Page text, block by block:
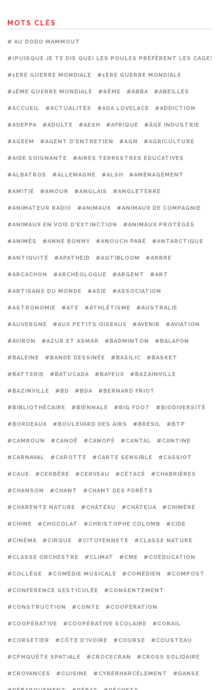
MOTS CLÉS
# AU DODO MAMMOUT
#(PUISQUE JE TE DIS QUE) LES POULES PRÉFÈRENT LES CAGES
#1ERE GUERRE MONDIALE #1ÈRE GUERRE MONDIALE
#2ÈME GUERRE MONDIALE #6ÈME #ABBA #ABEILLES
#ACCUEIL #ACTUALITÉS #ADA LOVELACE #ADDICTION
#ADEPPA #ADULTE #AESH #AFRIQUE #ÂGE INDUSTRIE
#AGEEM #AGENT D'ENTRETIEN #AGN #AGRICULTURE
#AIDE SOIGNANTE #AIRES TERRESTRES ÉDUCATIVES
#ALBATROS #ALLEMAGNE #ALSH #AMÉNAGEMENT
#AMITIÉ #AMOUR #ANGLAIS #ANGLETERRE
#ANIMATEUR RADIO #ANIMAUX #ANIMAUX DE COMPAGNIE
#ANIMAUX EN VOIE D'EXTINCTION #ANIMAUX PROTÉGÉS
#ANIMÉS #ANNE BONNY #ANOUCH PARÉ #ANTARCTIQUE
#ANTIQUITÉ #APATHEID #AQTIBLOOM #ARBRE
#ARCACHON #ARCHÉOLOGUE #ARGENT #ART
#ARTISANS DU MONDE #ASIE #ASSOCIATION
#ASTRONOMIE #ATE #ATHLÉTISME #AUSTRALIE
#AUVERGNE #AUX PETITS OISEAUX #AVENIR #AVIATION
#AVIRON #AZUR ET ASMAR #BADMINTON #BALAFON
#BALEINE #BANDE DESSINÉE #BASILIC #BASKET
#BATTERIE #BATUCADA #BAYEUX #BAZAINVILLE
#BAZINVILLE #BD #BDA #BERNARD FRIOT
#BIBLIOTHÉCAIRE #BIENNALE #BIG FOOT #BIODIVERSITÉ
#BORDEAUX #BOULEVARD DES AIRS #BRÉSIL #BTP
#CAMROUN #CANOË #CANOPÉ #CANTAL #CANTINE
#CARNAVAL #CAROTTE #CARTE SENSIBLE #CASSIOT
#CAUE #CERBÈRE #CERVEAU #CÉTACÉ #CHABRIÈRES
#CHANSON #CHANT #CHANT DES FORÊTS
#CHARENTE NATURE #CHÂTEAU #CHÂTEUA #CHIMÈRE
#CHINE #CHOCOLAT #CHRISTOPHE COLOMB #CIDE
#CINÉMA #CIRQUE #CITOYENNETÉ #CLASSE NATURE
#CLASSE ORCHESTRE #CLIMAT #CME #COÉDUCATION
#COLLÈGE #COMÉDIE MUSICALE #COMÉDIEN #COMPOST
#CONFÉRENCE GESTICULÉE #CONSENTEMENT
#CONSTRUCTION #CONTE #COOPÉRATION
#COOPÉRATIVE #COOPÉRATIVE SCOLAIRE #CORAIL
#CORSETIER #CÔTE D'IVOIRE #COURSE #COUSTEAU
#CPNQUÊTE SPATIALE #CROCECRAN #CROSS SOLIDAIRE
#CROYANCES #CUISINE #CYBERHARCÈLEMENT #DANSE